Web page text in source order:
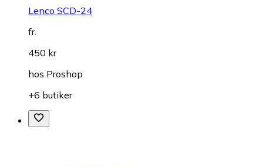
Lenco SCD-24
fr.
450 kr
hos Proshop
+6 butiker